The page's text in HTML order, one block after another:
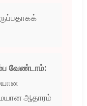
வேண்டாம்:
ஆதாரம்